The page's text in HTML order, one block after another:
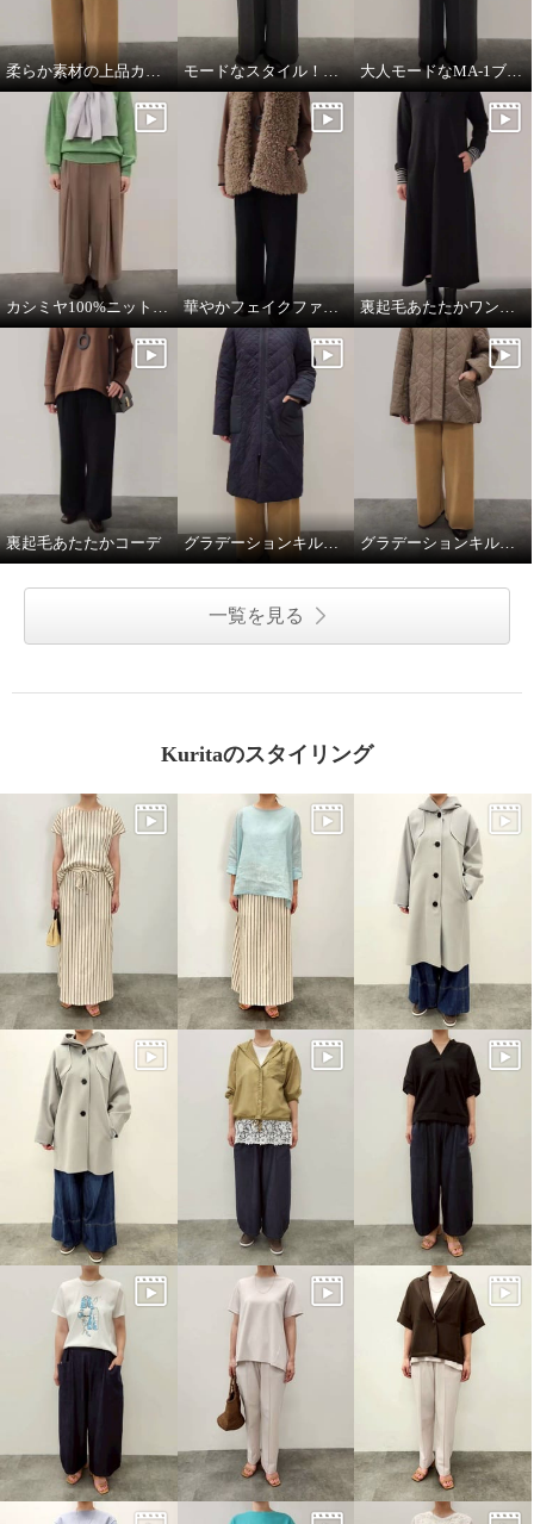
アンベロッペ 繊細な艶としなや
かさ 上質アセテートブレンド プ
レミアムニット ラグランプルオ
ーバー
ブラック Ｍ
アンベロッペ 繊細な艶としなや
かさ 上質アセテートブレンド プ
レミアムニット ピンタックパン
ソフトブラウン Ｍ
¥0
柔らか素材の上品カジュアルスタイル モードなスタイル！ワントーンコーデ 大人モードなMA-1ブルゾン
カシミヤ100%ニットマフラー
裏起毛あたたかコーデ グラデーションキルトロングコート グラデーションキルトミドル丈コート
一覧を見る
Kuritaのスタイリング